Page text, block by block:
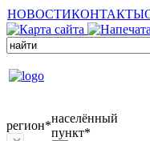
НОВОСТИКОНТАКТЫ
регион*
населённый
пункт*